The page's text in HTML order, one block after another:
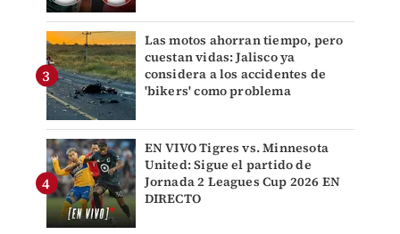
Las motos ahorran tiempo, pero
cuestan vidas: Jalisco ya
considera a los accidentes de
'bikers' como problema
EN VIVO Tigres vs. Minnesota
United: Sigue el partido de
Jornada 2 Leagues Cup 2026 EN
DIRECTO